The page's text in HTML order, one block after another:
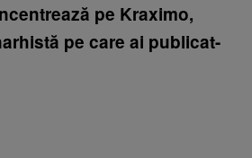
pe Kraximo,
pe care ai publicat-